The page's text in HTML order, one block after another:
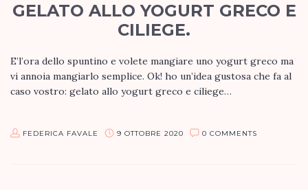
GELATO ALLO YOGURT GRECO E
CILIEGE.
E’l’ora dello spuntino e volete mangiare uno yogurt greco ma
vi annoia mangiarlo semplice. Ok! ho un’idea gustosa che fa al
caso vostro: gelato allo yogurt greco e ciliege…
FEDERICA FAVALE 9 OTTOBRE 2020 0 COMMENTS